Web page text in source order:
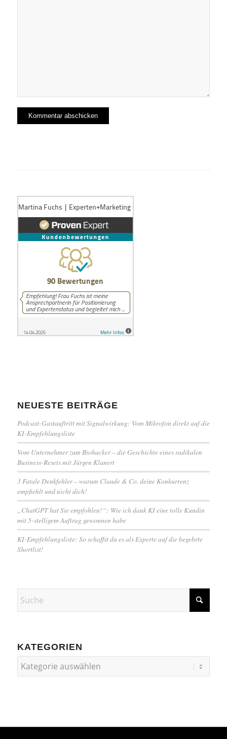
NEUESTE BEITRÄGE
Podcast-Gastauftritt mit Signalwirkung: Vom Mikrofon direkt auf die
KI-Empfehlungsliste
Vom Unternehmer zum Biohacker – die Geschichte eines radikalen
Business-Resets mit Jürgen Klanert
3 Fatale Denkfehler – warum Claude & Co. deine Konkurrenz
empfiehlt und nicht dich!
„ChatGPT hat Sie empfohlen!“: Wie ich dank KI eine tolle Kundin
mit 5-stelligem Auftrag gewonnen habe
KI-Empfehlungsliste: So schaffst du es als Experte auf die begehrte
Shortlist!
KATEGORIEN
Kategorien